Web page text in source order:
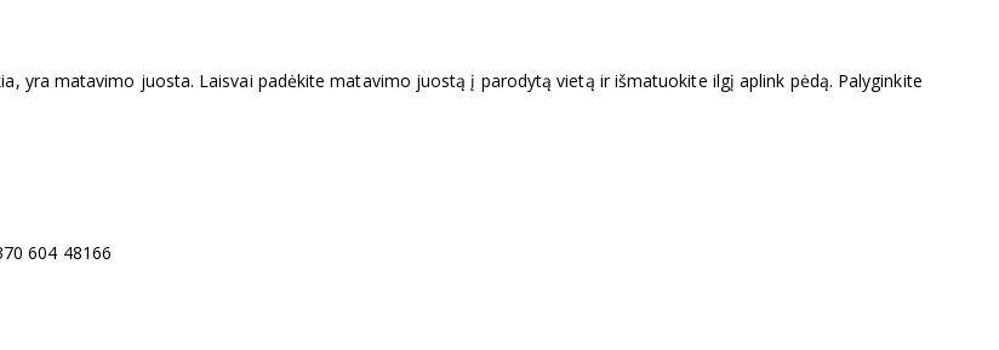
yra matavimo juosta. Laisvai padėkite matavimo juostą į parodytą vietą ir išmatuokite ilgį aplink pėdą. Palyginkite
604 48166